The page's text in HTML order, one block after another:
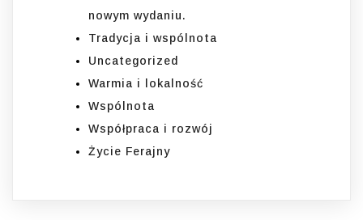
nowym wydaniu.
Tradycja i wspólnota
Uncategorized
Warmia i lokalność
Wspólnota
Współpraca i rozwój
Życie Ferajny